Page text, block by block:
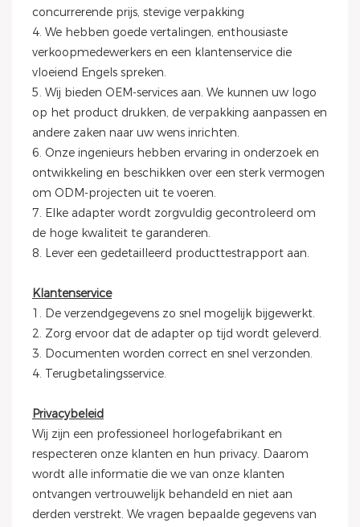
concurrerende prijs, stevige verpakking
4. We hebben goede vertalingen, enthousiaste
verkoopmedewerkers en een klantenservice die
vloeiend Engels spreken.
5. Wij bieden OEM-services aan. We kunnen uw logo
op het product drukken, de verpakking aanpassen en
andere zaken naar uw wens inrichten.
6. Onze ingenieurs hebben ervaring in onderzoek en
ontwikkeling en beschikken over een sterk vermogen
om ODM-projecten uit te voeren.
7. Elke adapter wordt zorgvuldig gecontroleerd om
de hoge kwaliteit te garanderen.
8. Lever een gedetailleerd producttestrapport aan.
Klantenservice
1. De verzendgegevens zo snel mogelijk bijgewerkt.
2. Zorg ervoor dat de adapter op tijd wordt geleverd.
3. Documenten worden correct en snel verzonden.
4. Terugbetalingsservice.
Privacybeleid
Wij zijn een professioneel horlogefabrikant en
respecteren onze klanten en hun privacy. Daarom
wordt alle informatie die we van onze klanten
ontvangen vertrouwelijk behandeld en niet aan
derden verstrekt. We vragen bepaalde gegevens van